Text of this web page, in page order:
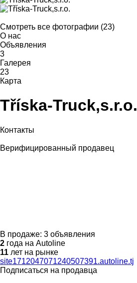
Смотреть все фотографии (23)
О нас
Объявления
3
Галерея
23
Карта
Tříska-Truck,s.r.o.
Контакты
Верифицированный продавец
В продаже: 3 объявления
2 года на Autoline
11 лет на рынке
site1712047071240507391.autoline.tj
Подписаться на продавца